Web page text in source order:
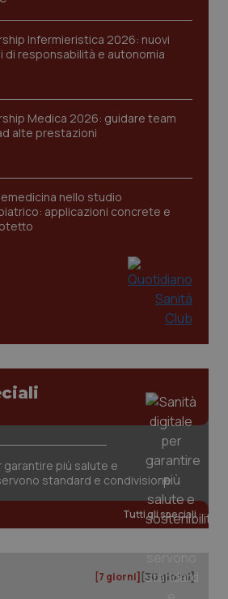
Infermieristica 2026: nuovi
di responsabilità e autonomia
Medica 2026: guidare team
alte prestazioni
nello studio
applicazioni concrete e
più salute e
standard e condivisione
Tutti gli speciali
[7 giorni] [30 giorni]
ironfish-
www.quotidianosanita.it
www.quotidianosanita.it
.quotidianosanita.it
mese